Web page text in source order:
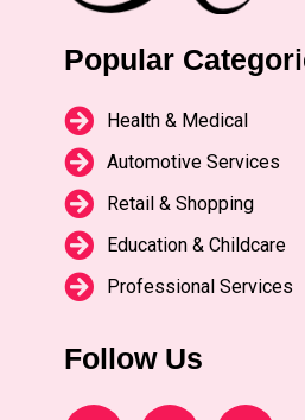
Popular
Health & Medical
Automotive Services
Retail & Shopping
Education & Childcare
Professional Services
Follow Us